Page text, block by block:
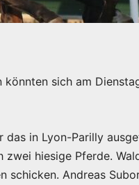
könnten sich am
in Lyon-Parilly
hiesige Pferde.
schicken. Andreas